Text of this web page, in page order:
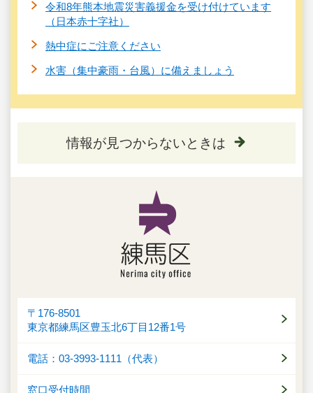
令和8年熊本地震災害義援金を受け付けています
（日本赤十字社）
熱中症にご注意ください
水害（集中豪雨・台風）に備えましょう
情報が見つからないときは
〒176-8501
東京都練馬区豊玉北6丁目12番1号
電話：03-3993-1111（代表）
窓口受付時間